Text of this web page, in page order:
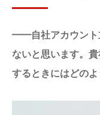
━━自社アカウント
ないと思います。
するときにはどの